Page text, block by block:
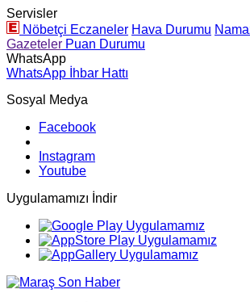
Servisler
Nöbetçi Eczaneler Hava Durumu
Gazeteler Puan Durumu
WhatsApp
WhatsApp İhbar Hattı
Sosyal Medya
Facebook
Instagram
Youtube
Uygulamamızı İndir